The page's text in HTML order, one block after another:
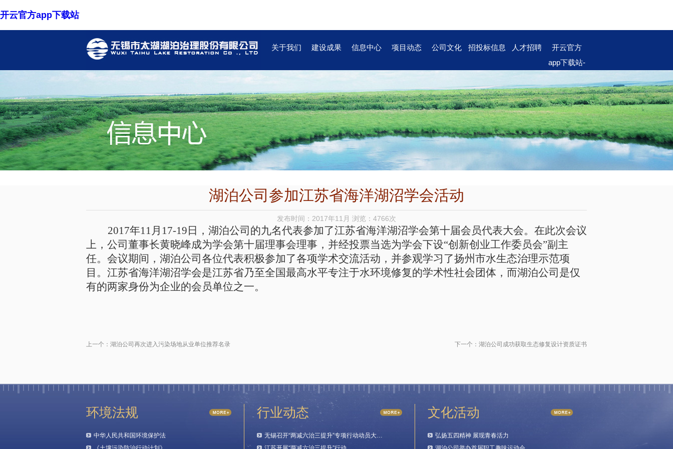
开云官方app下载站
关于我们 建设成果 信息中心 项目动态 公司文化 招投标信息 人才招聘
开云官方
app下载站-
国）
湖泊公司参加江苏省海洋湖沼学会活动
发布时间：2017年11月 浏览：4766次
2017年11月17-19日，湖泊公司的九名代表参加了江苏省海洋湖沼学会第十届会员代表大会。在此次会议
上，公司董事长黄晓峰成为学会第十届理事会理事，并经投票当选为学会下设“创新创业工作委员会”副主
任。会议期间，湖泊公司各位代表积极参加了各项学术交流活动，并参观学习了扬州市水生态治理示范项
目。江苏省海洋湖沼学会是江苏省乃至全国最高水平专注于水环境修复的学术性社会团体，而湖泊公司是仅
有的两家身份为企业的会员单位之一。
上一个： 湖泊公司再次进入污染场地从业单位推荐名录 下一个： 湖泊公司成功获取生态修复设计资质证书
环境法规
中华人民共和国环境保护法
行业动态
无锡召开“两减六治三提升”专项行动动员大…
文化活动
弘扬五四精神 展现青春活力